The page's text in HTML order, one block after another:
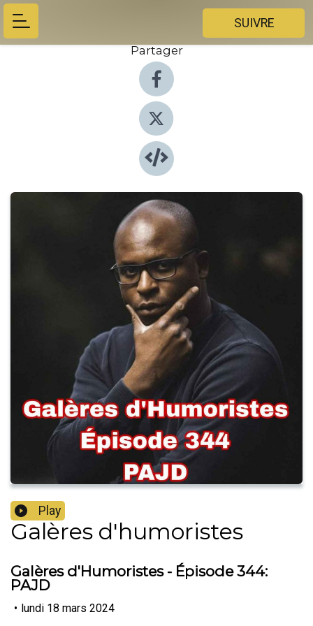
SUIVRE
Partager
Play
Galères d'humoristes
Galères d'Humoristes - Épisode 344:
PAJD
• lundi 18 mars 2024